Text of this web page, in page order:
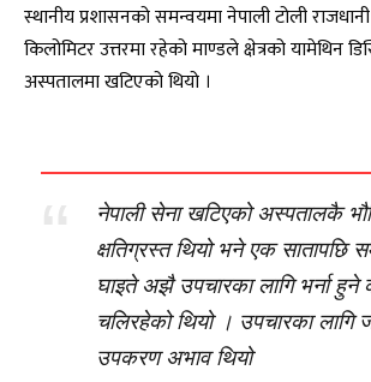
स्थानीय प्रशासनको समन्वयमा नेपाली टोली
किलोमिटर उत्तरमा रहेको माण्डले क्षेत्रको यामेथिन
अस्पतालमा खटिएको थियो ।
नेपाली सेना खटिएको अस्पतालकै
क्षतिग्रस्त थियो भने एक सातापछि
घाइते अझै उपचारका लागि भर्ना हुने
चलिरहेको थियो । उपचारका लागि
उपकरण अभाव थियो